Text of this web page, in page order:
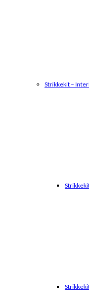
Strikkekit –